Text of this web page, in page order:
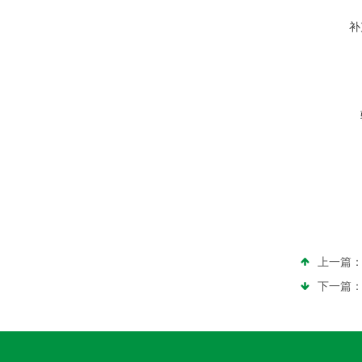
补
上一篇：
下一篇：